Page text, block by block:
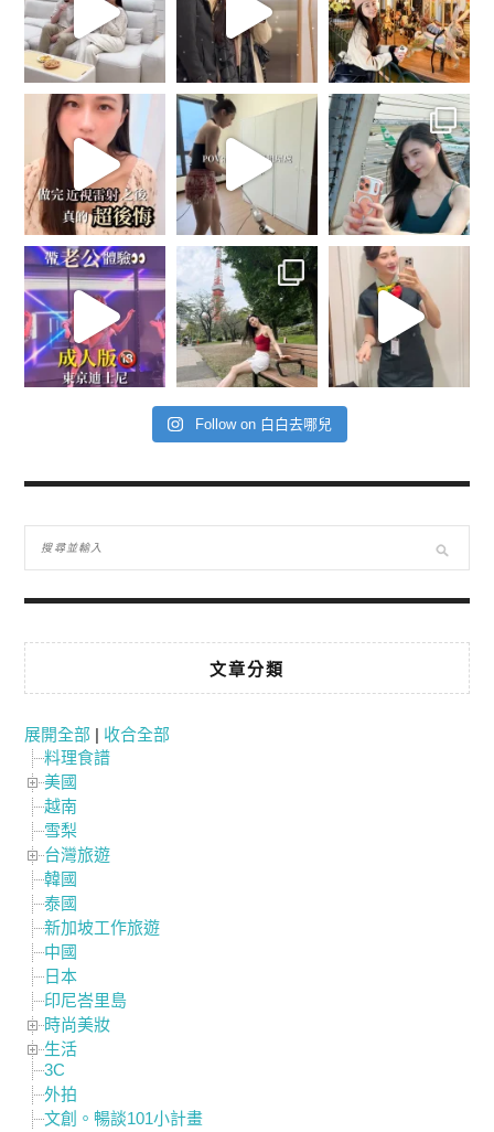
Follow on 白白去哪兒
文章分類
展開全部 | 收合全部
料理食譜
美國
越南
雪梨
台灣旅遊
韓國
泰國
新加坡工作旅遊
中國
日本
印尼峇里島
時尚美妝
生活
3C
外拍
文創。暢談101小計畫